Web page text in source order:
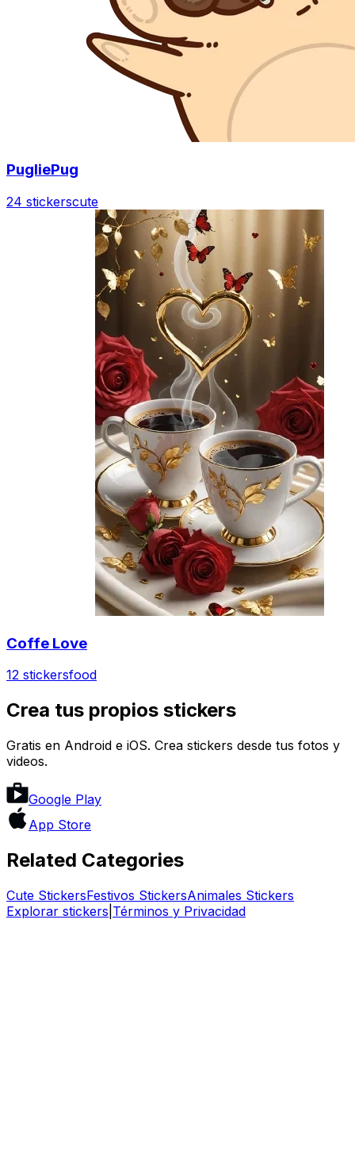
PugliePug
24 stickerscute
Coffe Love
12 stickersfood
Crea tus propios stickers
Gratis en Android e iOS. Crea stickers desde tus fotos y
videos.
Google Play
App Store
Related Categories
Cute StickersFestivos StickersAnimales Stickers
Explorar stickers Términos y Privacidad